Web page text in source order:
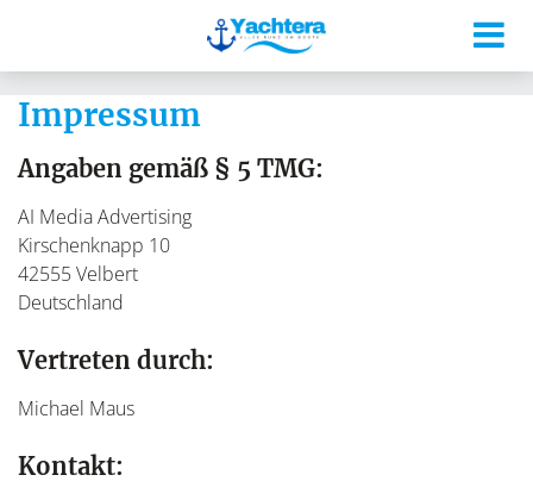
Impressum
Angaben gemäß § 5 TMG:
AI Media Advertising
Kirschenknapp 10
42555 Velbert
Deutschland
Vertreten durch:
Michael Maus
Kontakt: